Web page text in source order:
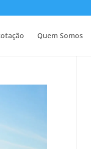
Quem Somos